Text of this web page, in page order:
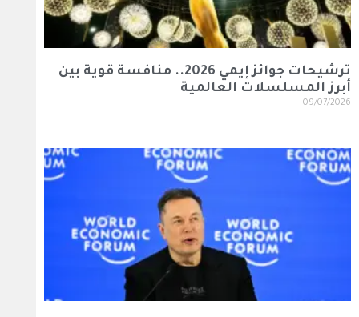
ترشيحات جوائز إيمي 2026.. منافسة قوية بين
أبرز المسلسلات العالمية
09/07/2026